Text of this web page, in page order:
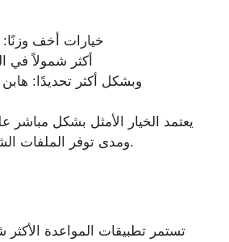
خيارات أخف وزنًا:
أكثر شمولاً في
وبشكل أكثر تحديدًا:
يعتمد الخيار الأمثل بشكل
ومدى توفر الملفات الشخصية في المنطقة.